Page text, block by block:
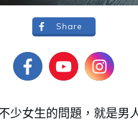
Share
少女生的問題，就是男